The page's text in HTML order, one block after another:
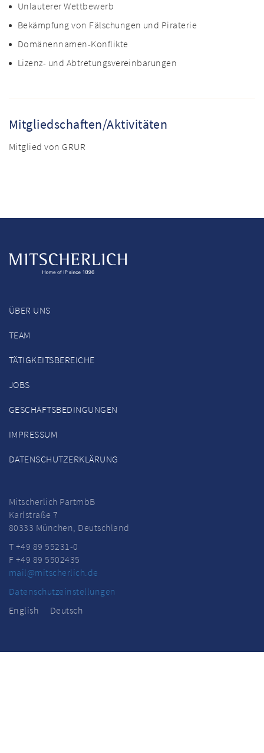
Unlauterer Wettbewerb
Bekämpfung von Fälschungen und Piraterie
Domänennamen-Konflikte
Lizenz- und Abtretungsvereinbarungen
Mitgliedschaften/Aktivitäten
Mitglied von GRUR
ÜBER UNS
TEAM
TÄTIGKEITSBEREICHE
JOBS
GESCHÄFTSBEDINGUNGEN
IMPRESSUM
DATENSCHUTZERKLÄRUNG
Mitscherlich PartmbB
Karlstraße 7
80333 München, Deutschland
T +49 89 55231-0
F +49 89 5502435
mail@mitscherlich.de
Datenschutzeinstellungen
English
Deutsch